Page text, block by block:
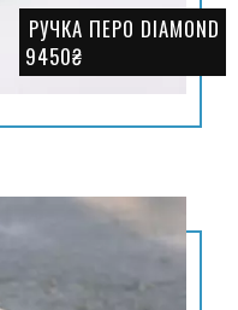
РУЧКА ПЕРО DIAMOND
9450₴